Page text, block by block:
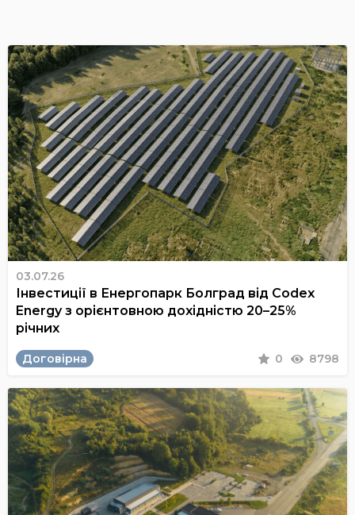
03.07.26
Інвестиції в Енергопарк Болград від Codex
Energy з орієнтовною дохідністю 20–25%
річних
Договірна 0 8798